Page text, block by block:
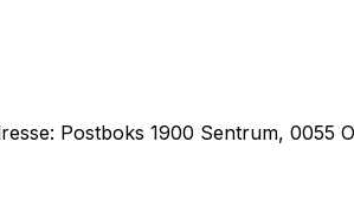
Postboks 1900 Sentrum, 0055